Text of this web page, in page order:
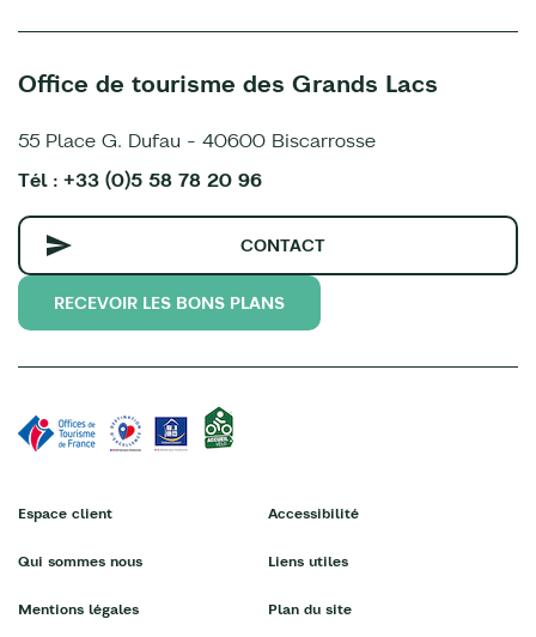
Office de tourisme des Grands Lacs
55 Place G. Dufau - 40600 Biscarrosse
Tél : +33 (0)5 58 78 20 96
CONTACT
RECEVOIR LES BONS PLANS
Espace client
Qui sommes nous
Mentions légales
Accessibilité
Liens utiles
Plan du site